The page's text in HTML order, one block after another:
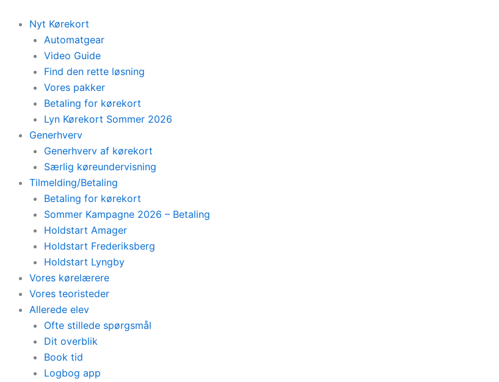
content
Nyt Kørekort
Automatgear
Video Guide
Find den rette løsning
Vores pakker
Betaling for kørekort
Lyn Kørekort Sommer 2026
Generhverv
Generhverv af kørekort
Særlig køreundervisning
Tilmelding/Betaling
Betaling for kørekort
Sommer Kampagne 2026 – Betaling
Holdstart Amager
Holdstart Frederiksberg
Holdstart Lyngby
Vores kørelærere
Vores teoristeder
Allerede elev
Ofte stillede spørgsmål
Dit overblik
Book tid
Logbog app